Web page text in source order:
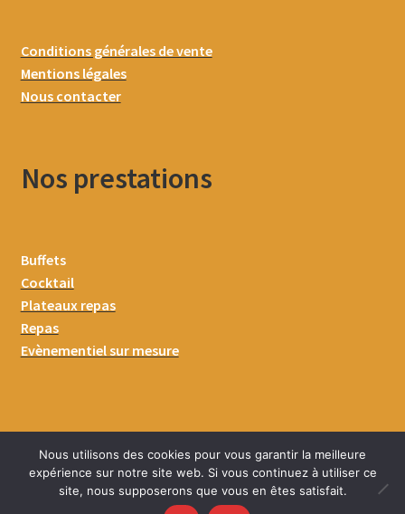
Conditions générales de vente
Mentions légales
Nous contacter
Nos prestations
Buffets
Cocktail
Plateaux repas
Repas
Evènementiel sur mesure
Nous utilisons des cookies pour vous garantir la meilleure
expérience sur notre site web. Si vous continuez à utiliser ce
site, nous supposerons que vous en êtes satisfait.